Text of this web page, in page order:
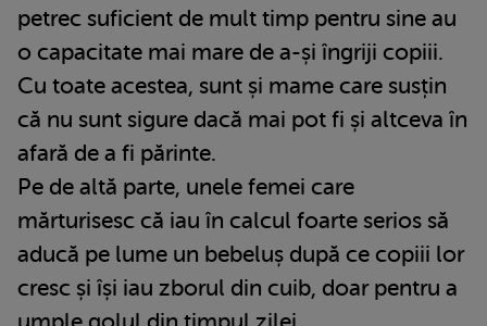
petrec suficient de mult timp pentru sine au
o capacitate mai mare de a-și îngriji copiii.
Cu toate acestea, sunt și mame care susțin
că nu sunt sigure dacă mai pot fi și altceva în
afară de a fi părinte.
Pe de altă parte, unele femei care
mărturisesc că iau în calcul foarte serios să
aducă pe lume un bebeluș după ce copiii lor
cresc și își iau zborul din cuib, doar pentru a